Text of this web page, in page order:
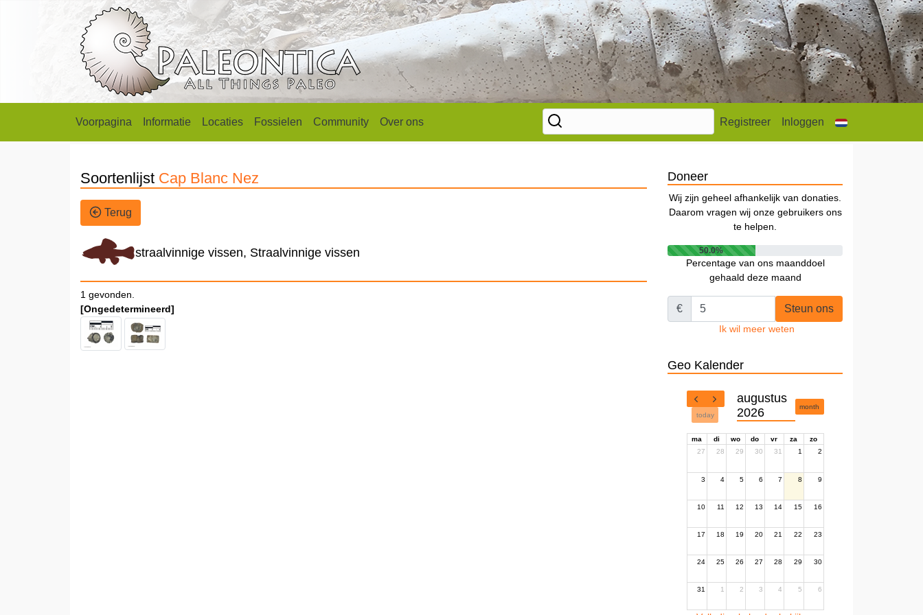
Voorpagina Informatie Locaties Fossielen Community Over ons Registreer Inloggen
Soortenlijst Cap Blanc Nez
Terug
straalvinnige vissen, Straalvinnige vissen
1 gevonden.
[Ongedetermineerd]
Doneer
Wij zijn geheel afhankelijk van donaties.
Daarom vragen wij onze gebruikers ons
te helpen.
50.0%
Percentage van ons maanddoel
gehaald deze maand
€ Steun ons
Ik wil meer weten
Geo Kalender
today
augustus
2026
month
ma di wo do vr za
zo
27
28 29 30 31 1 2
3 4 5 6 7 8 9
10 11 12 13 14 15 16
17 18 19 20 21 22 23
24 25 26 27 28 29 30
31 1 2 3 4 5 6